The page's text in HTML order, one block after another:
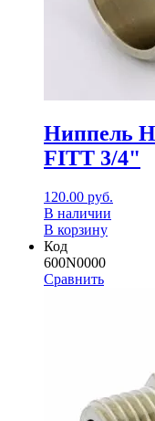
Ниппель
FITT 3/4"
120.00 руб.
В наличии
В корзину
Код
600N0000
Сравнить